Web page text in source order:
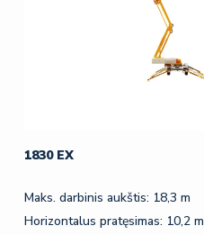
1830 EX
Maks. darbinis aukštis: 18,3 m
Horizontalus pratęsimas: 10,2 m